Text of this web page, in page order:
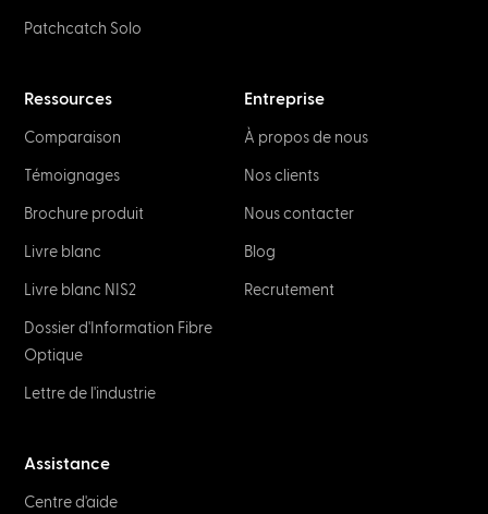
Patchcatch Solo
Ressources
Comparaison
Témoignages
Brochure produit
Livre blanc
Livre blanc NIS2
Dossier d'Information Fibre
Optique
Lettre de l'industrie
Entreprise
À propos de nous
Nos clients
Nous contacter
Blog
Recrutement
Assistance
Centre d'aide